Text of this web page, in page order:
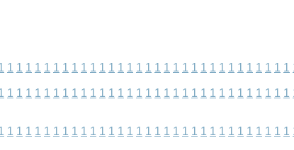
1 1 1 1 1 1 1 1 1 1 1 1 1 1 1 1 1 1 1 1 1 1 1 1 1 1 1 1 1 1 1
1 1 1 1 1 1 1 1 1 1 1 1 1 1 1 1 1 1 1 1 1 1 1 1 1 1 1 1 1 1 1
1 1 1 1 1 1 1 1 1 1 1 1 1 1 1 1 1 1 1 1 1 1 1 1 1 1 1 1 1 1 1